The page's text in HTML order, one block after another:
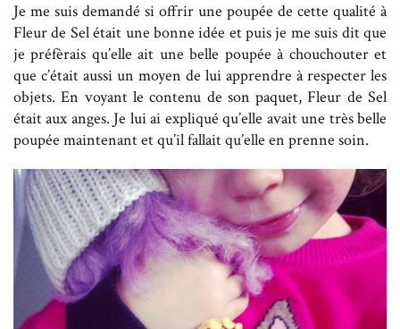
Je me suis demandé si offrir une poupée de cette qualité à
Fleur de Sel était une bonne idée et puis je me suis dit que
je préfèrais qu’elle ait une belle poupée à chouchouter et
que c’était aussi un moyen de lui apprendre à respecter les
objets. En voyant le contenu de son paquet, Fleur de Sel
était aux anges. Je lui ai expliqué qu’elle avait une très belle
poupée maintenant et qu’il fallait qu’elle en prenne soin.